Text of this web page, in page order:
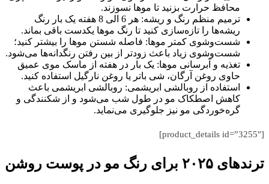
محافظ حرارت بزنید تا موها نسوزند.
ترمیم منظم رنگ و ریشه: هر 6 الی 8 هفته یک بار رنگ
ریشه‌ها را تازه‌سازی کنید تا رنگ موها یکدست باقی بماند.
شست‌وشوی کمتر موها: فاصله شستن موها را بیشتر کنید؛
شست‌وشوی زیاد باعث زودتر از بین رفتن رنگدانه‌ها می‌شود.
تغذیه و آبرسانی موها: یک بار در هفته از ماسک موی عمیق
حاوی روغن آرگان، شی باتر یا روغن نارگیل استفاده کنید.
استفاده از روبالشی ابریشمی: روبالشی ابریشمی باعث
کاهش اصطکاک مو در طول شب می‌شود و از شکنندگی و
گره‌خوردگی مو نیز جلوگیری می‌نماید.
[product_details id=”3255″]
ترندهای ۲۰۲۵ برای رنگ مو در پوست روشن